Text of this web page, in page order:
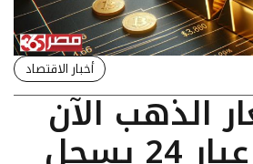
أخبار الاقتصاد
الذهب الآن